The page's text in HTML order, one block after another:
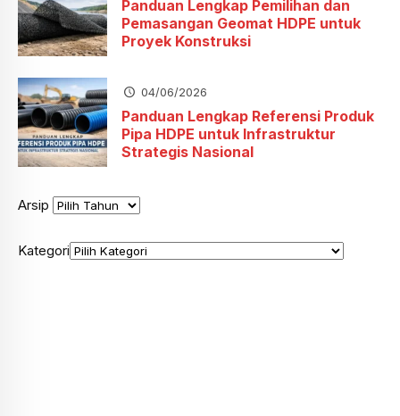
Panduan Lengkap Pemilihan dan
Pemasangan Geomat HDPE untuk
Proyek Konstruksi
04/06/2026
Panduan Lengkap Referensi Produk
Pipa HDPE untuk Infrastruktur
Strategis Nasional
Arsip
Kategori